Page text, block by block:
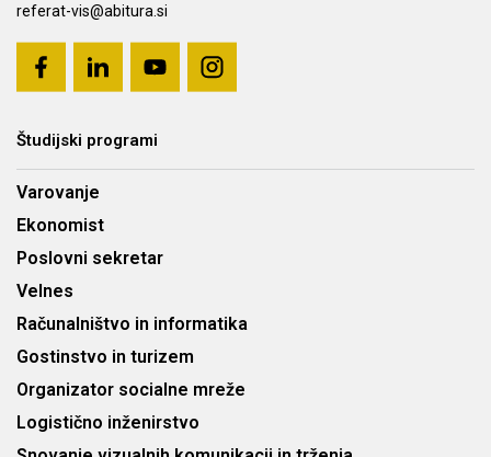
referat-vis@abitura.si
Študijski programi
Varovanje
Ekonomist
Poslovni sekretar
Velnes
Računalništvo in informatika
Gostinstvo in turizem
Organizator socialne mreže
Logistično inženirstvo